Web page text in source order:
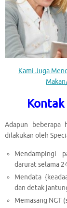
Kami Juga
Adapun beberapa
dilakukan oleh
Mendampingi
darurat selama
Mendata
dan detak
Memasang NGT